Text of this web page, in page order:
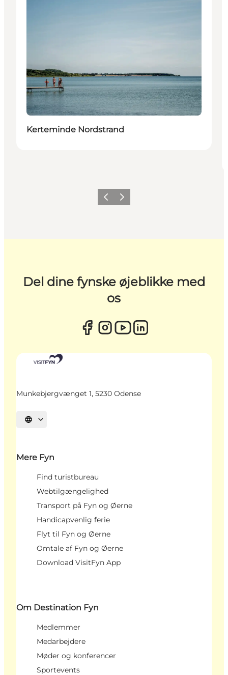
Kerteminde Nordstrand
ForrigeNæste
Del dine fynske øjeblikke med
os
Munkebjergvænget 1, 5230 Odense
Vælg sprog
Mere Fyn
Find turistbureau
Webtilgængelighed
Transport på Fyn og Øerne
Handicapvenlig ferie
Flyt til Fyn og Øerne
Omtale af Fyn og Øerne
Download VisitFyn App
Om Destination Fyn
Medlemmer
Medarbejdere
Møder og konferencer
Sportevents